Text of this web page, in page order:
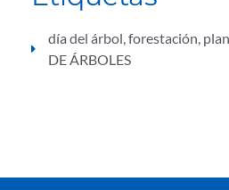
día del árbol,forestación,
DE ÁRBOLES